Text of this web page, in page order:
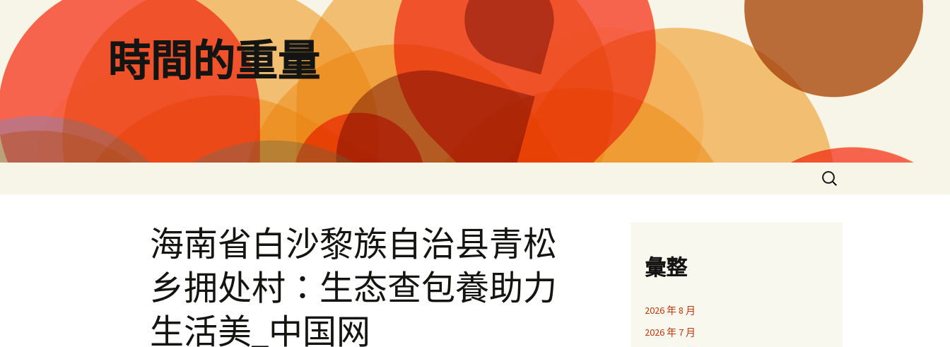
要
內
容
時間的重量
搜
尋
海南省白沙黎族自治县青松
乡拥处村：生态查包養助力
生活美_中国网
彙整
2026 年 8 月
2026 年 7 月